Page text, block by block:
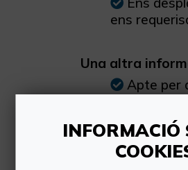
ens
Una altra
Apte per
també
diversitat
INFORMACIÓ